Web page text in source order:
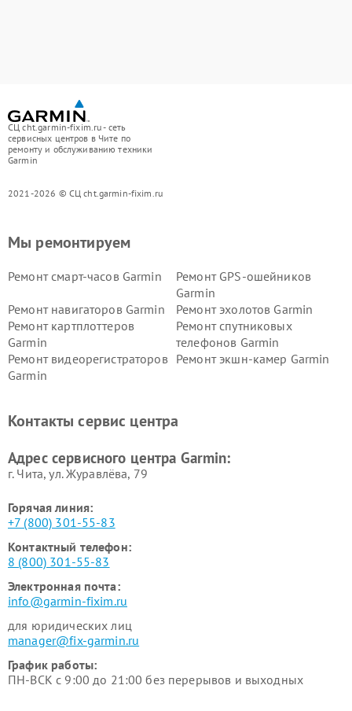
СЦ cht.garmin-fixim.ru - сеть
сервисных центров в Чите по
ремонту и обслуживанию техники
Garmin
2021-2026 © СЦ cht.garmin-fixim.ru
Мы ремонтируем
Ремонт смарт-часов Garmin
Ремонт GPS-ошейников
Garmin
Ремонт навигаторов Garmin
Ремонт эхолотов Garmin
Ремонт картплоттеров
Garmin
Ремонт спутниковых
телефонов Garmin
Ремонт видеорегистраторов
Garmin
Ремонт экшн-камер Garmin
Контакты сервис центра
Адрес сервисного центра Garmin:
г. Чита, ул. Журавлёва, 79
Горячая линия:
+7 (800) 301-55-83
Контактный телефон:
8 (800) 301-55-83
Электронная почта:
info@garmin-fixim.ru
для юридических лиц
manager@fix-garmin.ru
График работы:
ПН-ВСК с 9:00 до 21:00 без перерывов и выходных